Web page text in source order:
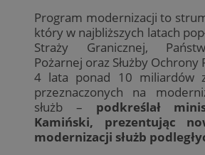
Program modernizacji to
który w najbliższych latach
Straży Granicznej,
Pożarnej oraz Służby Ochrony
4 lata ponad 10 miliardów
przeznaczonych na
służb – podkreślał
Kamiński, prezentując
modernizacji służb